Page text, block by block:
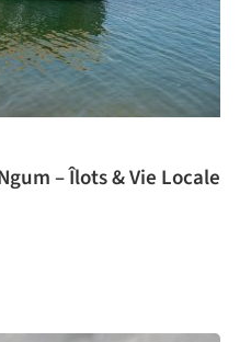
– Îlots & Vie Locale